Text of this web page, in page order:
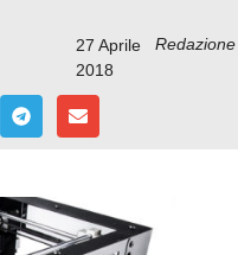
27 Aprile
2018
Redazione